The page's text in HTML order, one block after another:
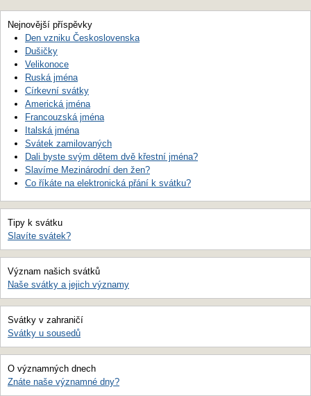
Nejnovější příspěvky
Den vzniku Československa
Dušičky
Velikonoce
Ruská jména
Církevní svátky
Americká jména
Francouzská jména
Italská jména
Svátek zamilovaných
Dali byste svým dětem dvě křestní jména?
Slavíme Mezinárodní den žen?
Co říkáte na elektronická přání k svátku?
Tipy k svátku
Slavíte svátek?
Význam našich svátků
Naše svátky a jejich významy
Svátky v zahraničí
Svátky u sousedů
O významných dnech
Znáte naše významné dny?